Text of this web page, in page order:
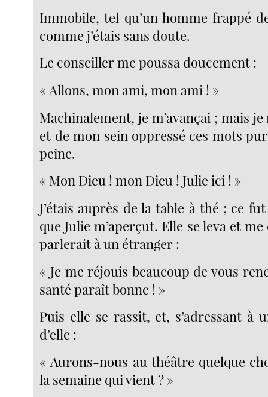
Immobile, tel qu’un homme frappé
comme j’étais sans doute.
Le conseiller me poussa doucement :
« Allons, mon ami, mon ami ! »
Machinalement, je m’avançai ; mais je
et de mon sein oppressé ces mots
peine.
« Mon Dieu ! mon Dieu ! Julie ici ! »
J’étais auprès de la table à thé ; ce
que Julie m’aperçut. Elle se leva et
parlerait à un étranger :
« Je me réjouis beaucoup de vous
santé paraît bonne ! »
Puis elle se rassit, et, s’adressant à
d’elle :
« Aurons-nous au théâtre quelque
la semaine qui vient ? »